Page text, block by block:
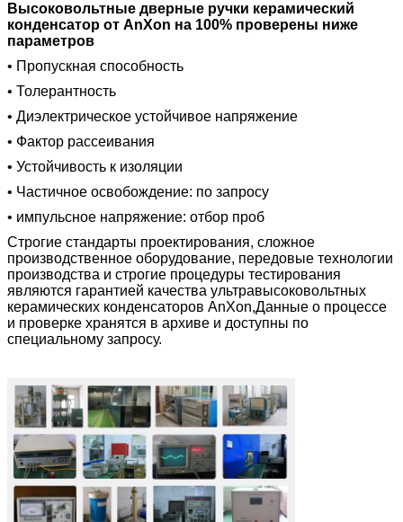
Высоковольтные дверные ручки керамический
конденсатор от AnXon на 100% проверены ниже
параметров
• Пропускная способность
• Толерантность
• Диэлектрическое устойчивое напряжение
• Фактор рассеивания
• Устойчивость к изоляции
• Частичное освобождение: по запросу
• импульсное напряжение: отбор проб
Строгие стандарты проектирования, сложное
производственное оборудование, передовые технологии
производства и строгие процедуры тестирования
являются гарантией качества ультравысоковольтных
керамических конденсаторов AnXon,Данные о процессе
и проверке хранятся в архиве и доступны по
специальному запросу.